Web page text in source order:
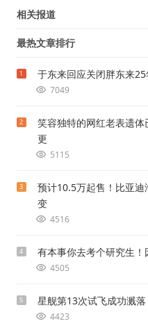
相关报道
最热文章排行
1 于东来回应关闭胖东来
7049
2
笑容独特的网红老表遗
更
5115
3
预计10.5万起售！比亚
变
4516
4 有本事你去考个研究生
4505
5 星舰第13次试飞成功溅
4423